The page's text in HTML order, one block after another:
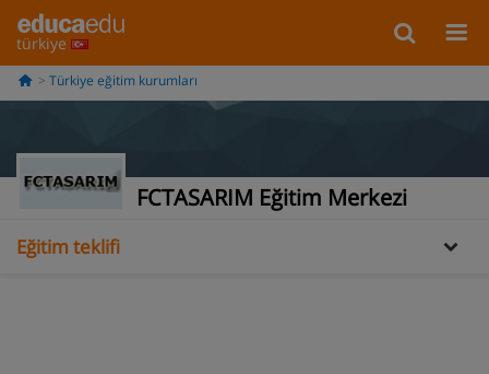
türkiye
Türkiye eğitim kurumları
FCTASARIM Eğitim Merkezi
Galería
Eğitim teklifi